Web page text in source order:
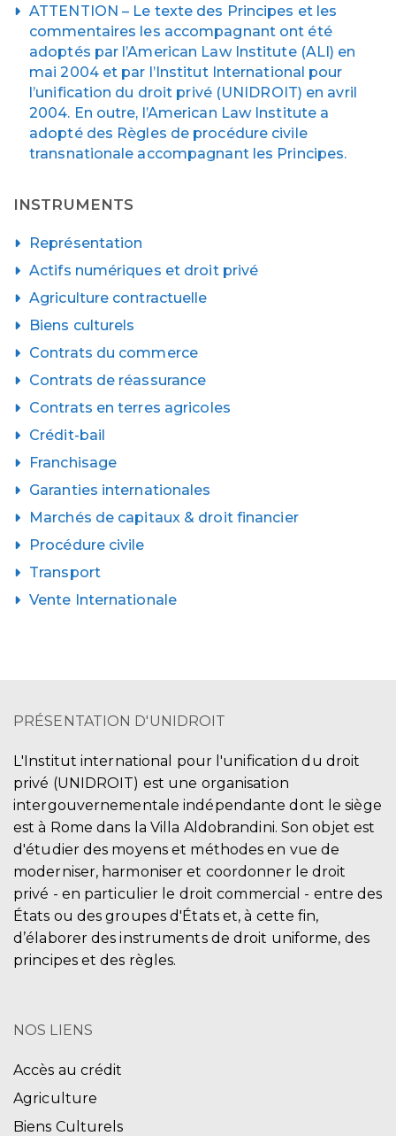
ATTENTION – Le texte des Principes et les
commentaires les accompagnant ont été
adoptés par l’American Law Institute (ALI) en
mai 2004 et par l’Institut International pour
l’unification du droit privé (UNIDROIT) en avril
2004. En outre, l’American Law Institute a
adopté des Règles de procédure civile
transnationale accompagnant les Principes.
INSTRUMENTS
Représentation
Actifs numériques et droit privé
Agriculture contractuelle
Biens culturels
Contrats du commerce
Contrats de réassurance
Contrats en terres agricoles
Crédit-bail
Franchisage
Garanties internationales
Marchés de capitaux & droit financier
Procédure civile
Transport
Vente Internationale
PRÉSENTATION D'UNIDROIT
L'Institut international pour l'unification du droit
privé (UNIDROIT) est une organisation
intergouvernementale indépendante dont le siège
est à Rome dans la Villa Aldobrandini. Son objet est
d'étudier des moyens et méthodes en vue de
moderniser, harmoniser et coordonner le droit
privé - en particulier le droit commercial - entre des
États ou des groupes d'États et, à cette fin,
d’élaborer des instruments de droit uniforme, des
principes et des règles.
NOS LIENS
Accès au crédit
Agriculture
Biens Culturels